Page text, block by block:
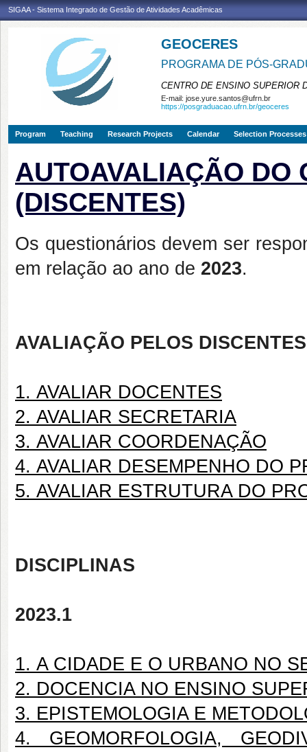
SIGAA - Sistema Integrado de Gestão de Atividades Acadêmicas
GEOCERES
PROGRAMA DE PÓS-
CENTRO DE ENSINO SUPERIOR
E-mail: jose.yure.santos@ufrn.br
https://posgraduacao.ufrn.br/geoceres
Program Teaching Research Projects Calendar Selection Processes
AUTOAVALIAÇÃO DO
(DISCENTES)
Os questionários devem ser
em relação ao ano de 2023.
AVALIAÇÃO PELOS
1. AVALIAR DOCENTES
2. AVALIAR SECRETARIA
3. AVALIAR COORDENAÇÃO
4. AVALIAR DESEMPENHO DO
5. AVALIAR ESTRUTURA DO
DISCIPLINAS
2023.1
1. A CIDADE E O URBANO NO
2. DOCENCIA NO ENSINO
3. EPISTEMOLOGIA E
4. GEOMORFOLOGIA,